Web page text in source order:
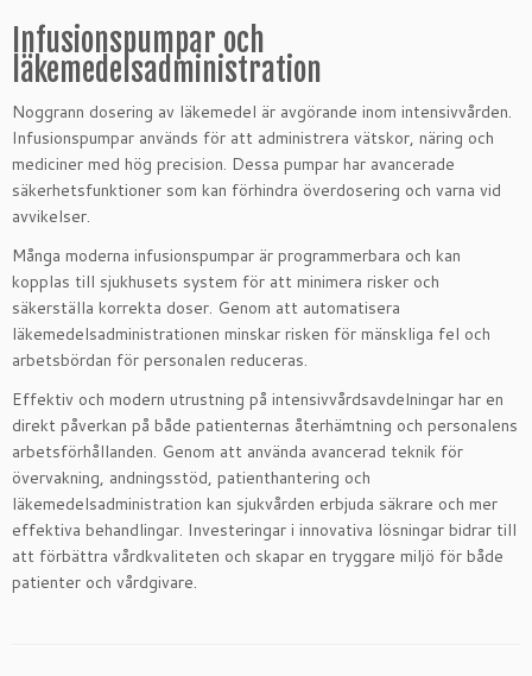
Infusionspumpar och
läkemedelsadministration
Noggrann dosering av läkemedel är avgörande inom intensivvården.
Infusionspumpar används för att administrera vätskor, näring och
mediciner med hög precision. Dessa pumpar har avancerade
säkerhetsfunktioner som kan förhindra överdosering och varna vid
avvikelser.
Många moderna infusionspumpar är programmerbara och kan
kopplas till sjukhusets system för att minimera risker och
säkerställa korrekta doser. Genom att automatisera
läkemedelsadministrationen minskar risken för mänskliga fel och
arbetsbördan för personalen reduceras.
Effektiv och modern utrustning på intensivvårdsavdelningar har en
direkt påverkan på både patienternas återhämtning och personalens
arbetsförhållanden. Genom att använda avancerad teknik för
övervakning, andningsstöd, patienthantering och
läkemedelsadministration kan sjukvården erbjuda säkrare och mer
effektiva behandlingar. Investeringar i innovativa lösningar bidrar till
att förbättra vårdkvaliteten och skapar en tryggare miljö för både
patienter och vårdgivare.